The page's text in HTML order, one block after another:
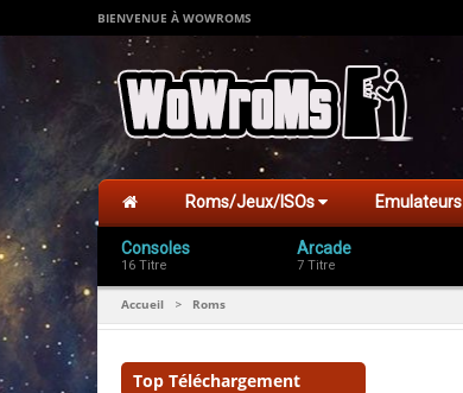
BIENVENUE À WOWROMS
Roms/Jeux/ISOs Emulateurs
Consoles
16 Titre
Arcade
7 Titre
Accueil > Roms
Top Téléchargement